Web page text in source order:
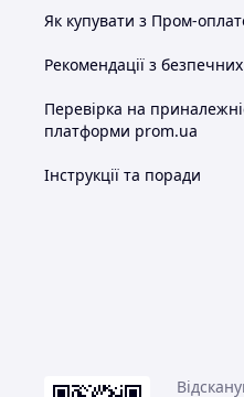
Як купувати з Пром-
Рекомендації з
Перевірка на
платформи prom.ua
Інструкції та поради